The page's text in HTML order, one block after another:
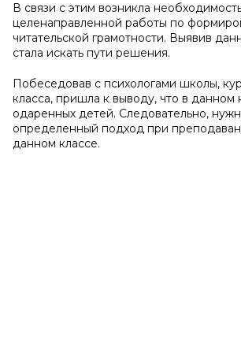
В связи с этим возникла
целенаправленной работы по
читательской грамотности. Выявив
стала искать пути решения.
Побеседовав с психологами школы,
класса, пришла к выводу, что в данном
одаренных детей. Следовательно,
определенный подход при
данном классе.